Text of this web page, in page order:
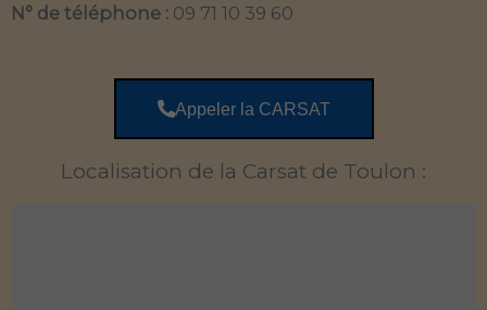
N° de téléphone : 09 71 10 39 60
Appeler la CARSAT
Localisation de la Carsat de Toulon :